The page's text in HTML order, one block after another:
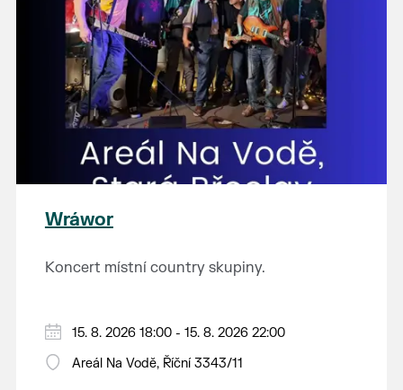
Wráwor
Koncert místní country skupiny.
15. 8. 2026 18:00 - 15. 8. 2026 22:00
Areál Na Vodě, Říční 3343/11